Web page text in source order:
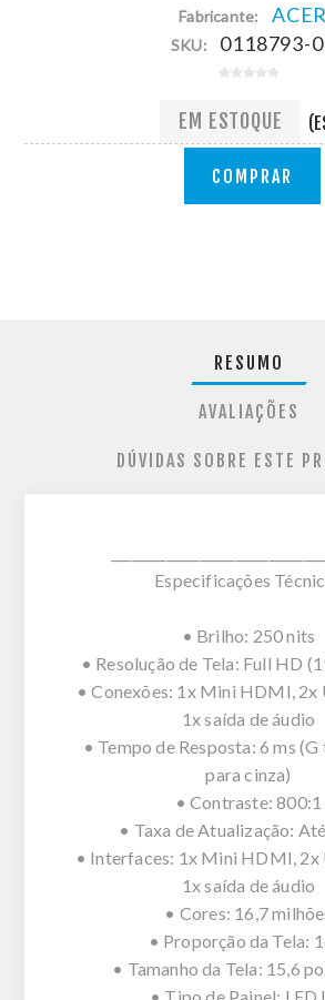
Fabricante: ACER
SKU: 0118793-
EM ESTOQUE
COMPRAR
RESUMO
AVALIAÇÕES
DÚVIDAS SOBRE ESTE
Especificações
• Brilho: 250 nits
• Resolução de Tela: Full HD
• Conexões: 1x Mini HDMI, 2x
1x saída de áudio
• Tempo de Resposta: 6 ms (G
para cinza)
• Contraste: 800:1
• Taxa de Atualização:
• Interfaces: 1x Mini HDMI, 2x
1x saída de áudio
• Cores: 16,7
• Proporção da Tela:
• Tamanho da Tela: 15,6